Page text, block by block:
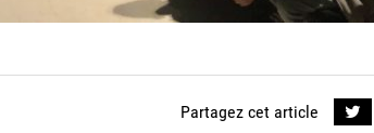
Partagez cet article